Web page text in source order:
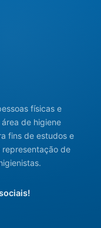
físicas e
de higiene
fins de estudos e
representação de